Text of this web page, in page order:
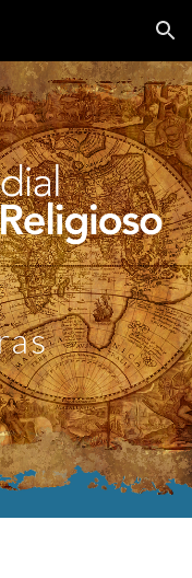
Skip to navigation